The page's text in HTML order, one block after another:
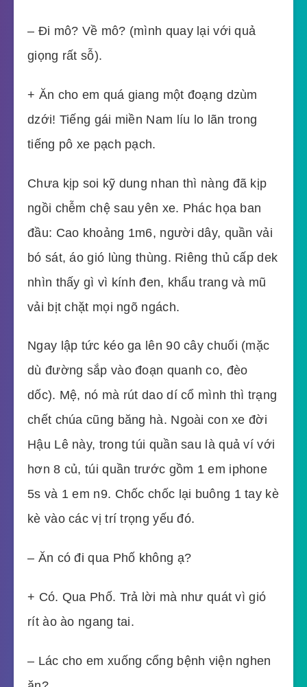
– Đi mô? Về mô? (mình quay lại với quả
giọng rất sỗ).
+ Ăn cho em quá giang một đoạng dzùm
dzới! Tiếng gái miền Nam líu lo lãn trong
tiếng pô xe pạch pạch.
Chưa kịp soi kỹ dung nhan thì nàng đã kịp
ngồi chễm chệ sau yên xe. Phác họa ban
đầu: Cao khoảng 1m6, người dây, quần vải
bó sát, áo gió lùng thùng. Riêng thủ cấp dek
nhìn thấy gì vì kính đen, khẩu trang và mũ
vải bịt chặt mọi ngõ ngách.
Ngay lập tức kéo ga lên 90 cây chuối (mặc
dù đường sắp vào đoạn quanh co, đèo
dốc). Mệ, nó mà rút dao dí cổ mình thì trạng
chết chúa cũng băng hà. Ngoài con xe đời
Hậu Lê này, trong túi quần sau là quả ví với
hơn 8 củ, túi quần trước gồm 1 em iphone
5s và 1 em n9. Chốc chốc lại buông 1 tay kè
kè vào các vị trí trọng yếu đó.
– Ăn có đi qua Phố không ạ?
+ Có. Qua Phố. Trả lời mà như quát vì gió
rít ào ào ngang tai.
– Lác cho em xuống cổng bệnh viện nghen